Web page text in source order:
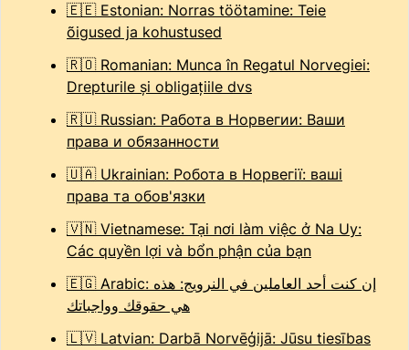
🇪🇪 Estonian: Norras töötamine: Teie
õigused ja kohustused
🇷🇴 Romanian: Munca în Regatul Norvegiei:
Drepturile şi obligaţiile dvs
🇷🇺 Russian: Работа в Норвегии: Ваши
права и обязанности
🇺🇦 Ukrainian: Робота в Норвегії: ваші
права та обов'язки
🇻🇳 Vietnamese: Tại nơi làm việc ở Na Uy:
Các quyền lợi và bổn phận của bạn
🇪🇬 Arabic: إن كنت أحد العاملين في النرويج: هذه
هي حقوقك وواجباتك
🇱🇻 Latvian: Darbā Norvēģijā: Jūsu tiesības